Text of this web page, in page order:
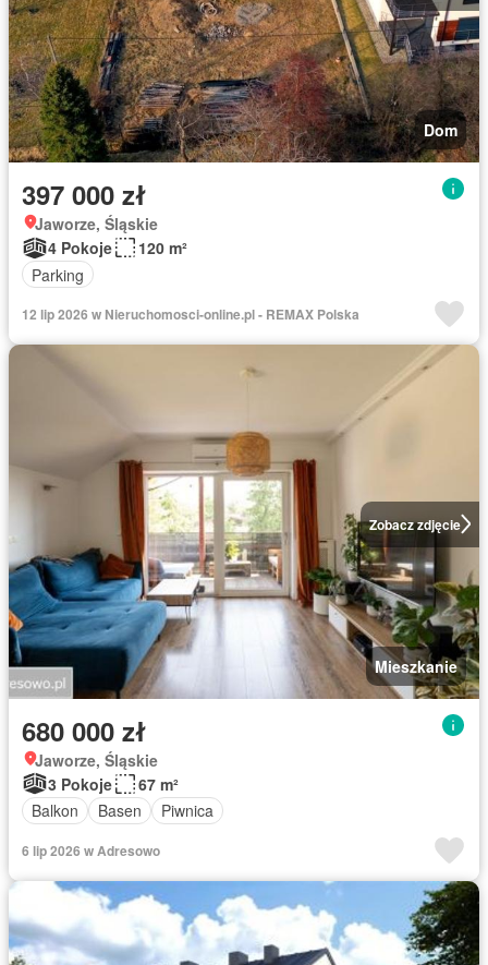
Dom
397 000 zł
Jaworze, Śląskie
4 Pokoje
120 m²
Parking
12 lip 2026 w Nieruchomosci-online.pl - REMAX Polska
Zobacz zdjęcie
Mieszkanie
680 000 zł
Jaworze, Śląskie
3 Pokoje
67 m²
Balkon
Basen Piwnica
6 lip 2026 w Adresowo